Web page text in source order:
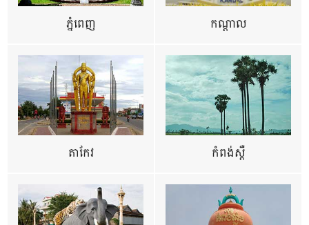
ភ្នំពេញ កណ្តាល
តាកែវ កំពង់ស្ពឺ